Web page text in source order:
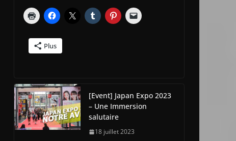
Plus
[Event] Japan Expo 2023
– Une Immersion
salutaire
18 juillet 2023